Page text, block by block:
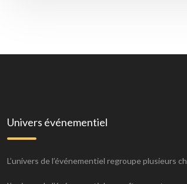
Univers événementiel
L’univers de l’événementiel regroupe plusieurs